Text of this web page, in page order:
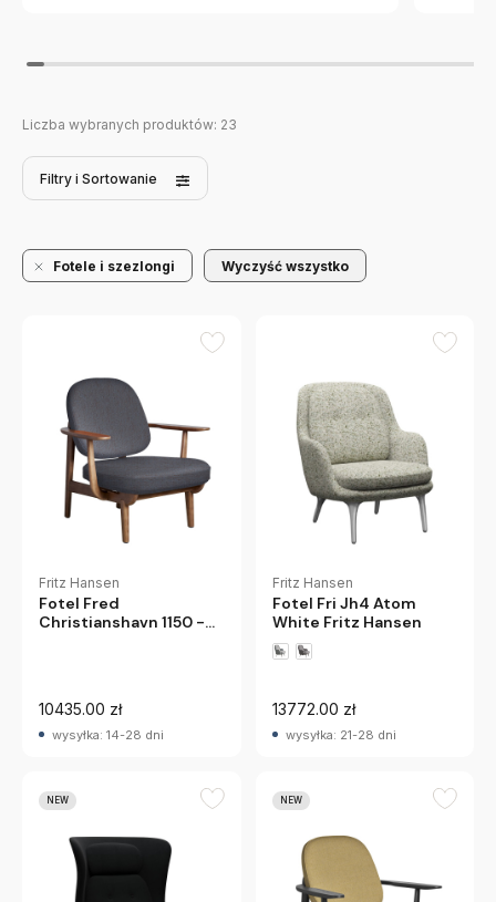
Liczba wybranych produktów: 23
Filtry i Sortowanie
Fotele i szezlongi Wyczyść wszystko
Fritz Hansen
Fotel Fred
Christianshavn 1150 -
10435.00 zł
wysyłka: 14-28 dni
Fritz Hansen
Fotel Fri Jh4 Atom
White Fritz Hansen
13772.00 zł
wysyłka: 21-28 dni
NEW NEW